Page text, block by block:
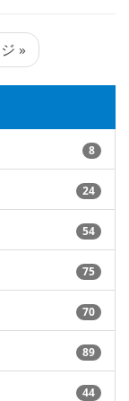
»
8
24
54
75
70
89
44